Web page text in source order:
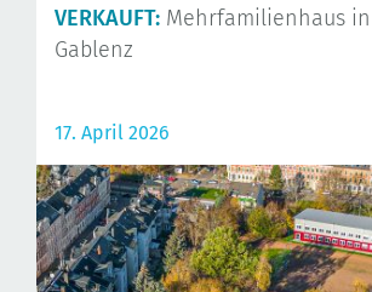
VERKAUFT: Mehrfamilienhaus
Gablenz
17. April 2026